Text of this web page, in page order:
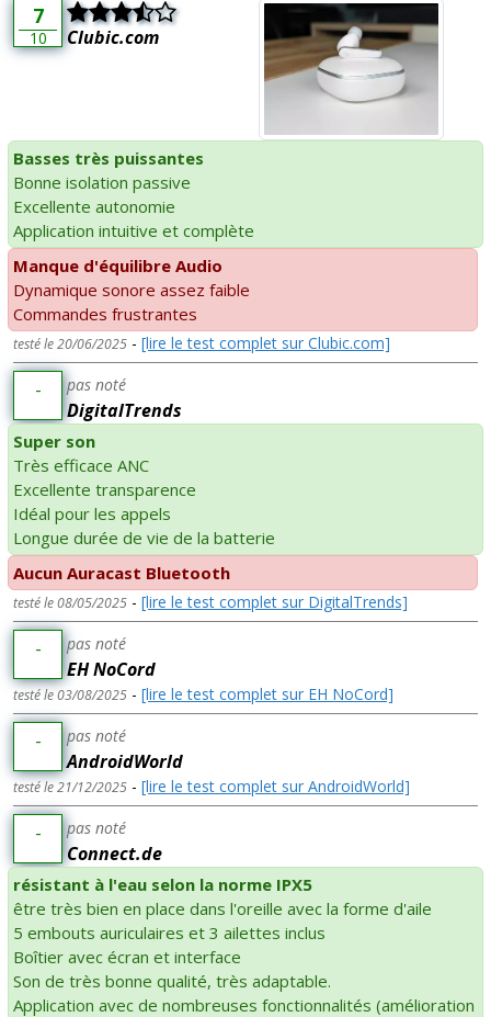
7
10 Clubic.com
Basses très puissantes
Bonne isolation passive
Excellente autonomie
Application intuitive et complète
Manque d'équilibre Audio
Dynamique sonore assez faible
Commandes frustrantes
testé le 20/06/2025 - [lire le test complet sur Clubic.com]
- pas noté
DigitalTrends
Super son
Très efficace ANC
Excellente transparence
Idéal pour les appels
Longue durée de vie de la batterie
Aucun Auracast Bluetooth
testé le 08/05/2025 - [lire le test complet sur DigitalTrends]
- pas noté
EH NoCord
testé le 03/08/2025 - [lire le test complet sur EH NoCord]
- pas noté
AndroidWorld
testé le 21/12/2025 - [lire le test complet sur AndroidWorld]
- pas noté
Connect.de
résistant à l'eau selon la norme IPX5
être très bien en place dans l'oreille avec la forme d'aile
5 embouts auriculaires et 3 ailettes inclus
Boîtier avec écran et interface
Son de très bonne qualité, très adaptable.
Application avec de nombreuses fonctionnalités (amélioration